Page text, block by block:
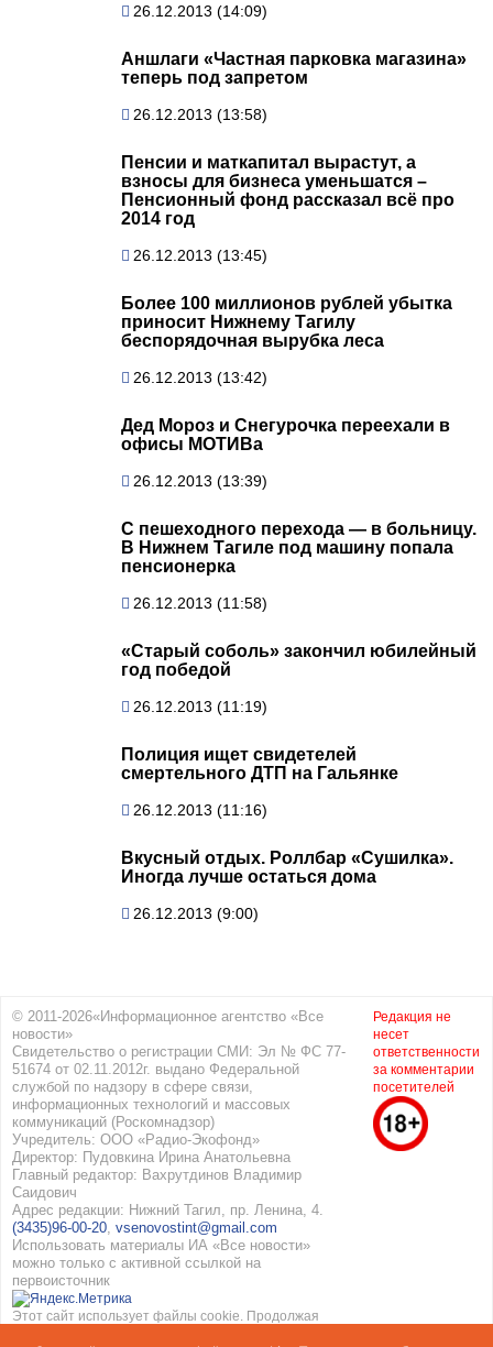
26.12.2013 (14:09)
Аншлаги «Частная парковка магазина»
теперь под запретом
26.12.2013 (13:58)
Пенсии и маткапитал вырастут, а
взносы для бизнеса уменьшатся –
Пенсионный фонд рассказал всё про
2014 год
26.12.2013 (13:45)
Более 100 миллионов рублей убытка
приносит Нижнему Тагилу
беспорядочная вырубка леса
26.12.2013 (13:42)
Дед Мороз и Снегурочка переехали в
офисы МОТИВа
26.12.2013 (13:39)
С пешеходного перехода — в больницу.
В Нижнем Тагиле под машину попала
пенсионерка
26.12.2013 (11:58)
«Старый соболь» закончил юбилейный
год победой
26.12.2013 (11:19)
Полиция ищет свидетелей
смертельного ДТП на Гальянке
26.12.2013 (11:16)
Вкусный отдых. Роллбар «Сушилка».
Иногда лучше остаться дома
26.12.2013 (9:00)
© 2011-2026«Информационное агентство «Все
новости»
Свидетельство о регистрации СМИ: Эл № ФС 77-
51674 от 02.11.2012г. выдано Федеральной
службой по надзору в сфере связи,
информационных технологий и массовых
коммуникаций (Роскомнадзор)
Учредитель: ООО «Радио-Экофонд»
Директор: Пудовкина Ирина Анатольевна
Главный редактор: Вахрутдинов Владимир
Саидович
Адрес редакции: Нижний Тагил, пр. Ленина, 4.
(3435)96-00-20 vsenovostint@gmail.com
Использовать материалы ИА «Все новости»
можно только с активной ссылкой на
первоисточник
Этот сайт использует файлы cookie. Продолжая
Редакция не
несет
ответственности
за комментарии
посетителей